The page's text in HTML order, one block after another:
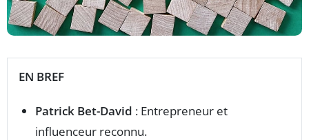
EN BREF
Patrick Bet-David : Entrepreneur et
influenceur reconnu.